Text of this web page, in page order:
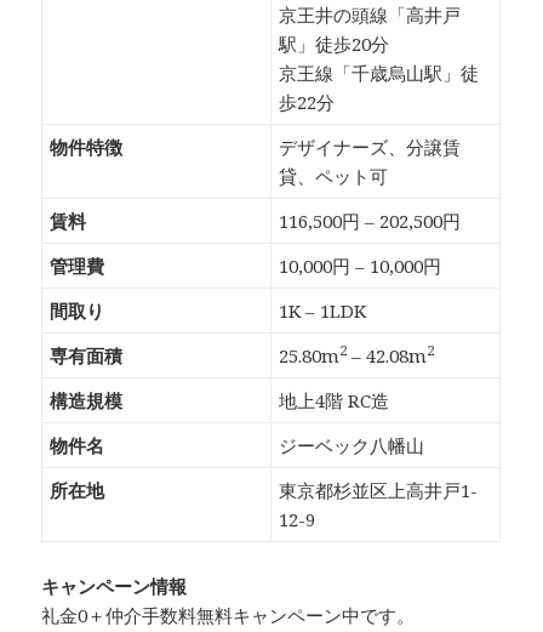
京王井の頭線「高井戸
駅」徒歩20分
京王線「千歳烏山駅」徒
歩22分
物件特徴
デザイナーズ、分譲賃
貸、ペット可
賃料
116,500円 – 202,500円
管理費
10,000円 – 10,000円
間取り
1K – 1LDK
専有面積
25.80m2 – 42.08m2
構造規模
地上4階 RC造
物件名
ジーベック八幡山
所在地
東京都杉並区上高井戸1-
12-9
キャンペーン情報
礼金0＋仲介手数料無料キャンペーン中です。